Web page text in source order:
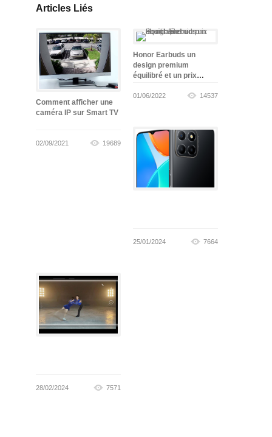
Articles Liés
Comment afficher une
caméra IP sur Smart TV
02/09/2021 19689
Honor Earbuds un
design premium
équilibré et un prix
01/06/2022 14537
25/01/2024 7664
28/02/2024 7571